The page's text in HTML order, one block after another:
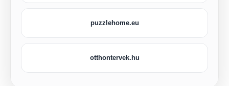
puzzlehome.eu
otthontervek.hu